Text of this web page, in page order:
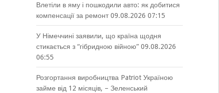
Влетіли в яму і пошкодили авто: як добитися
компенсації за ремонт 09.08.2026 07:15
У Німеччині заявили, що країна щодня
стикається з “гібридною війною” 09.08.2026
06:55
Розгортання виробництва Patriot Україною
займе від 12 місяців, – Зеленський